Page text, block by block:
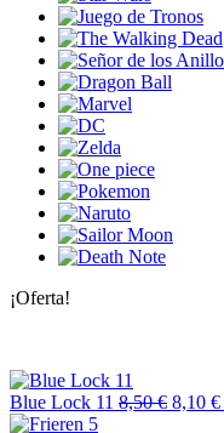
¡Oferta!
Blue Lock 11 8,50€ 8,10 €